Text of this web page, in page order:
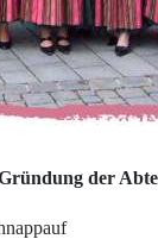
der